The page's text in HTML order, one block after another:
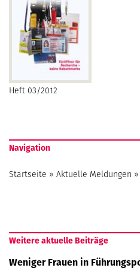
Heft 03/2012
Navigation
Startseite » Aktuelle Meldungen »
Weitere aktuelle Beiträge
Weniger Frauen in